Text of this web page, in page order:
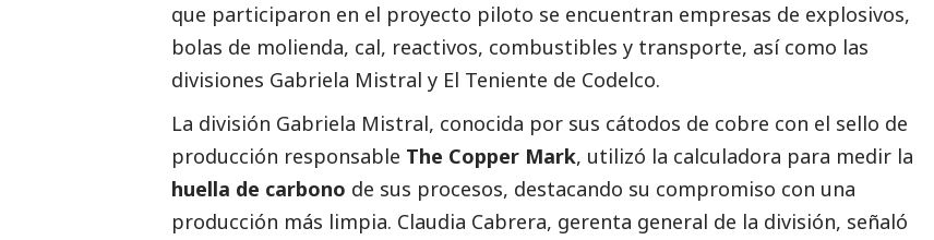
que participaron en el proyecto piloto se encuentran empresas de explosivos,
bolas de molienda, cal, reactivos, combustibles y transporte, así como las
divisiones Gabriela Mistral y El Teniente de Codelco.
La división Gabriela Mistral, conocida por sus cátodos de cobre con el sello de
producción responsable The Copper Mark, utilizó la calculadora para medir la
huella de carbono de sus procesos, destacando su compromiso con una
producción más limpia. Claudia Cabrera, gerenta general de la división, señaló